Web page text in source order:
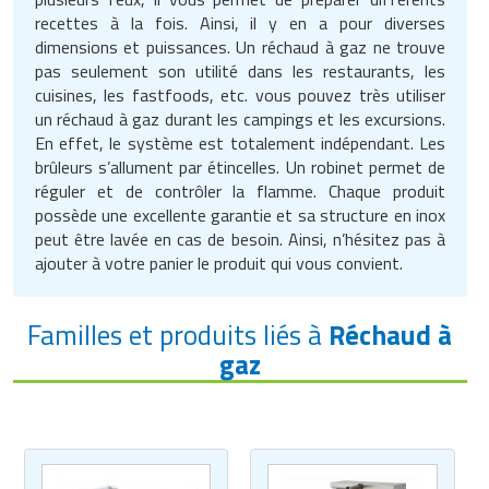
Matériel de musculation
Vêtement sportif
Rôtisserie professionnelle
Sautause professionnelle
Table de cuisson professionnelle
Tables de préparation réfrigérées
Ustensile de cuisine
Vitrines réfrigérées
recettes à la fois. Ainsi, il y en a pour diverses
dimensions et puissances. Un réchaud à gaz ne trouve
pas seulement son utilité dans les restaurants, les
cuisines, les fastfoods, etc. vous pouvez très utiliser
un réchaud à gaz durant les campings et les excursions.
En effet, le système est totalement indépendant. Les
brûleurs s’allument par étincelles. Un robinet permet de
réguler et de contrôler la flamme. Chaque produit
possède une excellente garantie et sa structure en inox
peut être lavée en cas de besoin. Ainsi, n’hésitez pas à
ajouter à votre panier le produit qui vous convient.
Familles et produits liés à Réchaud à
gaz